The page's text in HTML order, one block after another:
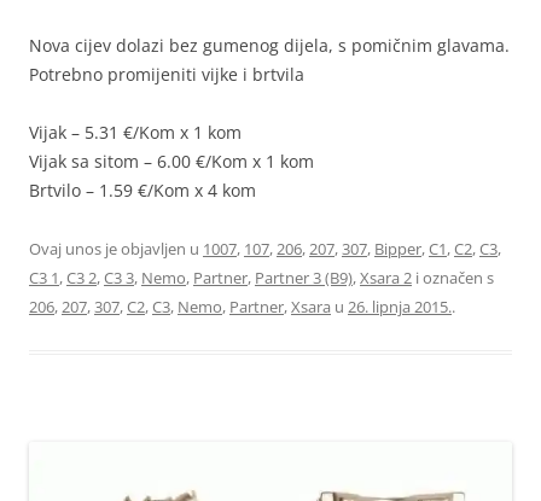
Nova cijev dolazi bez gumenog dijela, s pomičnim glavama.
Potrebno promijeniti vijke i brtvila
Vijak – 5.31 €/Kom x 1 kom
Vijak sa sitom – 6.00 €/Kom x 1 kom
Brtvilo – 1.59 €/Kom x 4 kom
Ovaj unos je objavljen u 1007, 107,206,207,307, Bipper,C1,C2,C3,
C3 1,C3 2,C3 3, Nemo, Partner, Partner 3 (B9),Xsara 2 i označen s
206,207,307,C2,C3, Nemo, Partner,Xsara u 26. lipnja 2015..